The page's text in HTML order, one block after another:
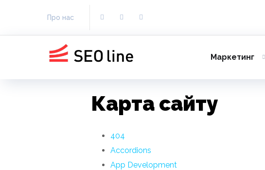
Про нас
Маркетинг
Карта сайту
404
Accordions
App Development